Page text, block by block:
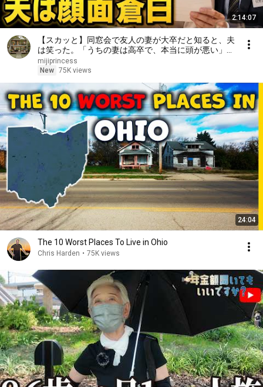
2:14:07
【スカッと】同窓会で友人の妻が大卒だと知ると、夫
は笑った。「うちの妻は高卒で、本当に頭が悪い」私
は微笑んだ。「では、どちらが愚かか確かめましょ
う」――数分後、夫は顔面蒼白になった……。
mijiprincess
New 75K views
24:04
The 10 Worst Places To Live in Ohio
Chris Harden • 75K views